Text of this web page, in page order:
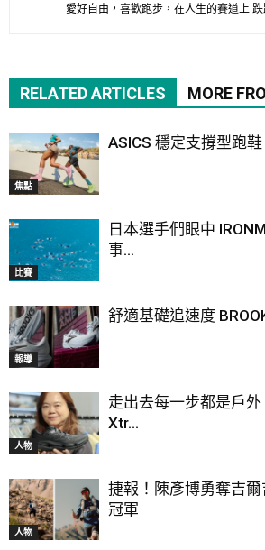
愛好自由，喜歡跑步，在人生的賽道上 跌
RELATED ARTICLES MORE
焦點
ASICS 穩定支撐型跑
比賽
日本選手們眼中
事...
報導
舒適基礎追速度
人物
走出去每一步都是戶外
Xtr...
人物
捷報！陳彥博勇奪吉
冠軍